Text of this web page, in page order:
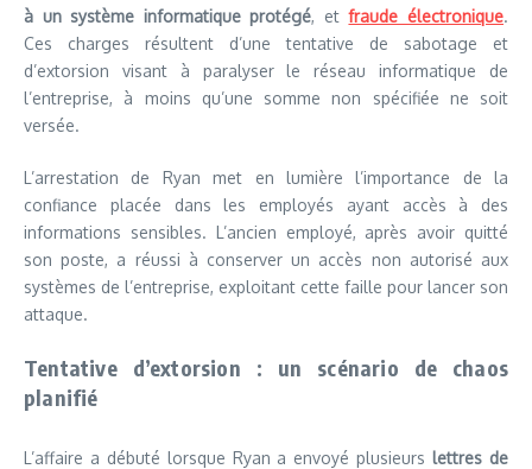
à un système informatique protégé, etfraude électronique.
Ces charges résultent d’une tentative de sabotage et
d’extorsion visant à paralyser le réseau informatique de
l’entreprise, à moins qu’une somme non spécifiée ne soit
versée.
L’arrestation de Ryan met en lumière l’importance de la
confiance placée dans les employés ayant accès à des
informations sensibles. L’ancien employé, après avoir quitté
son poste, a réussi à conserver un accès non autorisé aux
systèmes de l’entreprise, exploitant cette faille pour lancer son
attaque.
Tentative d’extorsion : un scénario de chaos
planifié
L’affaire a débuté lorsque Ryan a envoyé plusieurslettres de